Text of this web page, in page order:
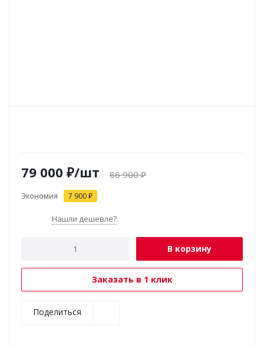
79 000 ₽/шт 86 900₽
Экономия 7 900₽
Нашли дешевле?
В корзину
Заказать в 1 клик
Поделиться